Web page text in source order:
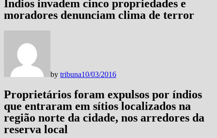
Índios invadem cinco propriedades e
moradores denunciam clima de terror
by tribuna10/03/2016
Proprietários foram expulsos por índios
que entraram em sítios localizados na
região norte da cidade, nos arredores da
reserva local